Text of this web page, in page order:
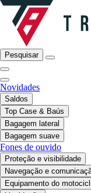
Pesquisar
Novidades
Saldos
Top Case & Baús
Bagagem lateral
Bagagem suave
Fones de ouvido
Proteção e visibilidade
Navegação e
Equipamento do